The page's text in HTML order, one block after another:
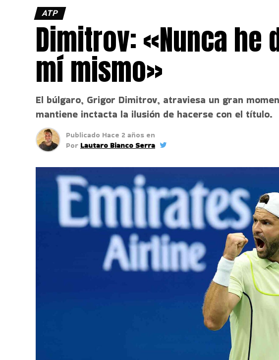
ATP
Dimitrov: «Nunca he
mí mismo»
El búlgaro, Grigor Dimitrov, atraviesa un gran
mantiene inctacta la ilusión de hacerse con el título.
Publicado Hace 2 años en
Por Lautaro Bianco Serra